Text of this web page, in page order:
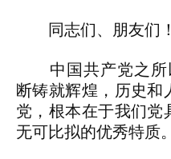
同志们、朋友们！
中国共产党之所
断铸就辉煌，历史和
党，根本在于我们党
无可比拟的优秀特质。